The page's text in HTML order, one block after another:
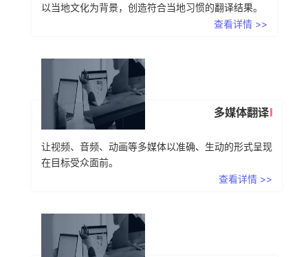
以当地文化为背景，创造符合当地习惯的翻译结果。
查看详情 >>
多媒体翻译
让视频、音频、动画等多媒体以准确、生动的形式呈现
在目标受众面前。
查看详情 >>